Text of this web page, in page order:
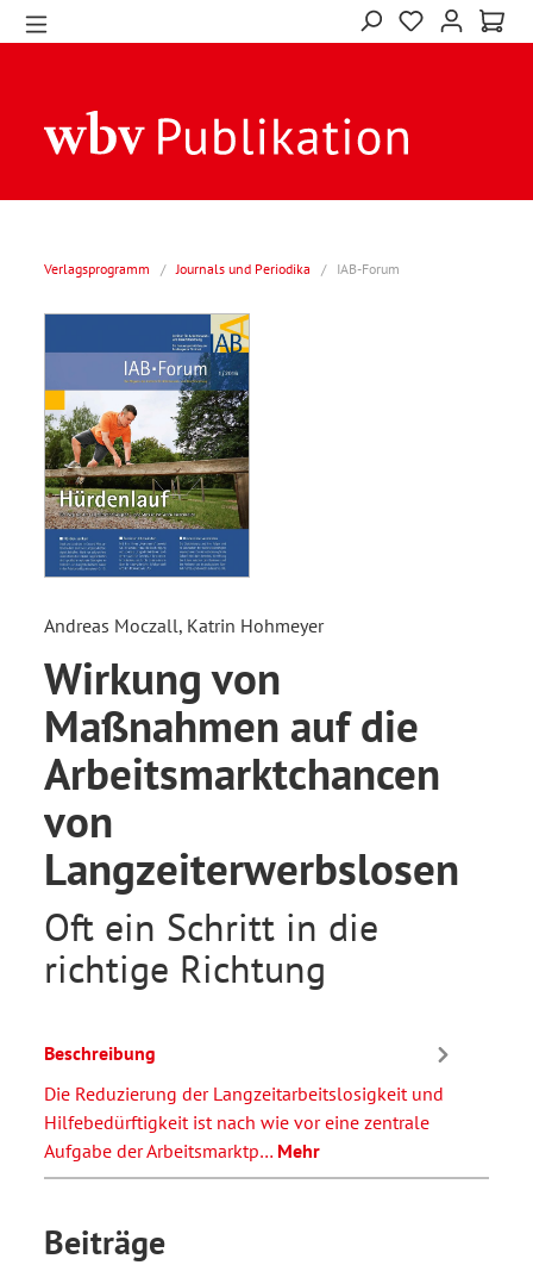
Verlagsprogramm / Journals und Periodika / IAB-Forum
Andreas Moczall, Katrin Hohmeyer
Wirkung von
Maßnahmen auf die
Arbeitsmarktchancen
von
Langzeiterwerbslosen
Oft ein Schritt in die
richtige Richtung
Beschreibung
Die Reduzierung der Langzeitarbeitslosigkeit und
Hilfebedürftigkeit ist nach wie vor eine zentrale
Aufgabe der Arbeitsmarktp… Mehr
Beiträge